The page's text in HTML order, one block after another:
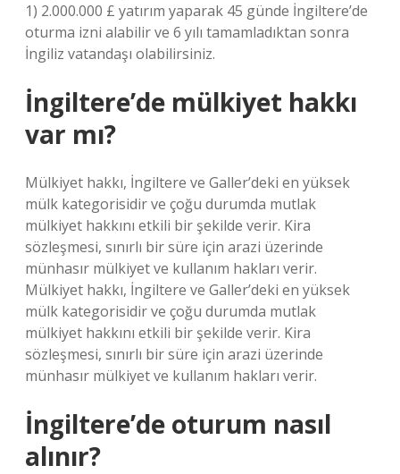
1) 2.000.000 £ yatırım yaparak 45 günde İngiltere’de
oturma izni alabilir ve 6 yılı tamamladıktan sonra
İngiliz vatandaşı olabilirsiniz.
İngiltere’de mülkiyet hakkı
var mı?
Mülkiyet hakkı, İngiltere ve Galler’deki en yüksek
mülk kategorisidir ve çoğu durumda mutlak
mülkiyet hakkını etkili bir şekilde verir. Kira
sözleşmesi, sınırlı bir süre için arazi üzerinde
münhasır mülkiyet ve kullanım hakları verir.
Mülkiyet hakkı, İngiltere ve Galler’deki en yüksek
mülk kategorisidir ve çoğu durumda mutlak
mülkiyet hakkını etkili bir şekilde verir. Kira
sözleşmesi, sınırlı bir süre için arazi üzerinde
münhasır mülkiyet ve kullanım hakları verir.
İngiltere’de oturum nasıl
alınır?